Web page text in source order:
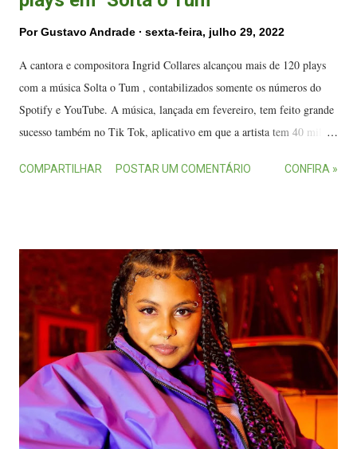
PorGustavo Andrade sexta-feira, julho 29, 2022
A cantora e compositora Ingrid Collares alcançou mais de 120 plays
com a música Solta o Tum , contabilizados somente os números do
Spotify e YouTube. A música, lançada em fevereiro, tem feito grande
sucesso também no Tik Tok, aplicativo em que a artista tem 40 mil
redes sociais. (FOTO: Marcelo Figueiredo) "Em menos de um mês de
publicou a cantora nas redes sociais. A música Solta o Tum tem
composição de Kayky Ventura e Kay Sodré, com produção musical de
Taylor Beat. A direção e produção do videoclipe é de Marcelo
Figueiredo. O som está disponível em todas as plataformas digitais de
áudio . Nascida em Vitória, a cantora Ingrid Collares ainda muito
cedo começou a se destacar no cenário musical capixaba. Desde
pequena...
COMPARTILHAR POSTAR UM COMENTÁRIO CONFIRA »